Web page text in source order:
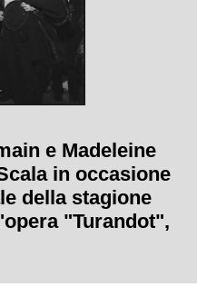
e Madeleine
in occasione
della stagione
"Turandot",